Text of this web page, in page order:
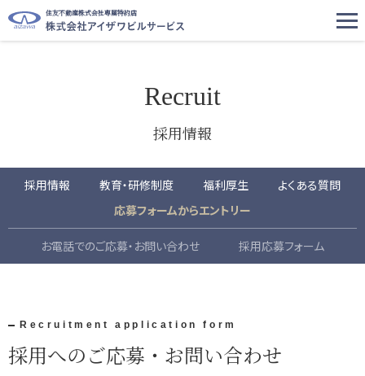
住友不動産株式会社専属特約店
Recruit
採用情報
採用情報 教育・研修制度 福利厚生
よくある質問
応募フォームからエントリー
お電話でのご応募・お問い合わせ 採用応募フォーム
Recruitment application form
採用へのご応募・お問い合わせ